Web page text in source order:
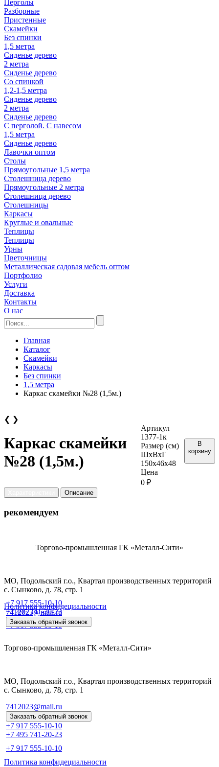
Перголы
Разборные
Пристенные
Скамейки
Без спинки
1,5 метра
Сиденье дерево
2 метра
Сиденье дерево
Со спинкой
1,2-1,5 метра
Сиденье дерево
2 метра
Сиденье дерево
С перголой. С навесом
1,5 метра
Сиденье дерево
Лавочки оптом
Столы
Прямоугольные 1,5 метра
Столешница дерево
Прямоугольные 2 метра
Столешница дерево
Столешницы
Каркасы
Круглые и овальные
Теплицы
Теплицы
Урны
Цветочницы
Металлическая садовая мебель оптом
Портфолио
Услуги
Доставка
Контакты
О нас
Главная
Каталог
Скамейки
Каркасы
Без спинки
1,5 метра
Каркас скамейки №28 (1,5м.)
❮ ❯
Каркас скамейки
№28 (1,5м.)
Артикул
1377-1к
Размер (см)
ШхВхГ
150х46х48
Цена
0 ₽
В
корзину
Описание
рекомендуем
Торгово-промышленная ГК «Металл-Сити»
МО, Подольский г.о., Квартал производственных территорий
с. Сынково, д. 78, стр. 1
Политика конфидециальности
+7 917 555-10-10
+7 495 741-20-23
+7 917 555-10-10
7412023@mail.ru
Заказать обратный звонок
Торгово-промышленная ГК «Металл-Сити»
МО, Подольский г.о., Квартал производственных территорий
с. Сынково, д. 78, стр. 1
7412023@mail.ru
Заказать обратный звонок
+7 917 555-10-10
+7 495 741-20-23
+7 917 555-10-10
Политика конфидециальности